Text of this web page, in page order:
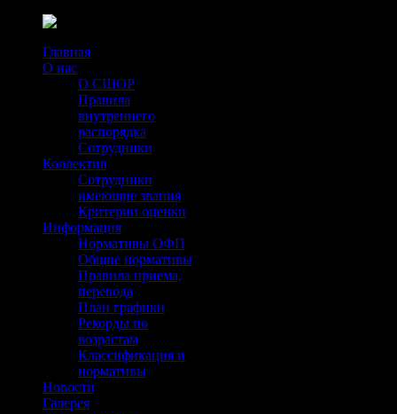
Главная
О нас
О СШОР
Правила
внутреннего
распорядка
Сотрудники
Коллектив
Сотрудники
имеющие звания
Критерии оценки
Информация
Нормативы ОФП
Общие нормативы
Правила приема,
перевода
План графики
Рекорды по
возрастам
Классификация и
нормативы
Новости
Галерея